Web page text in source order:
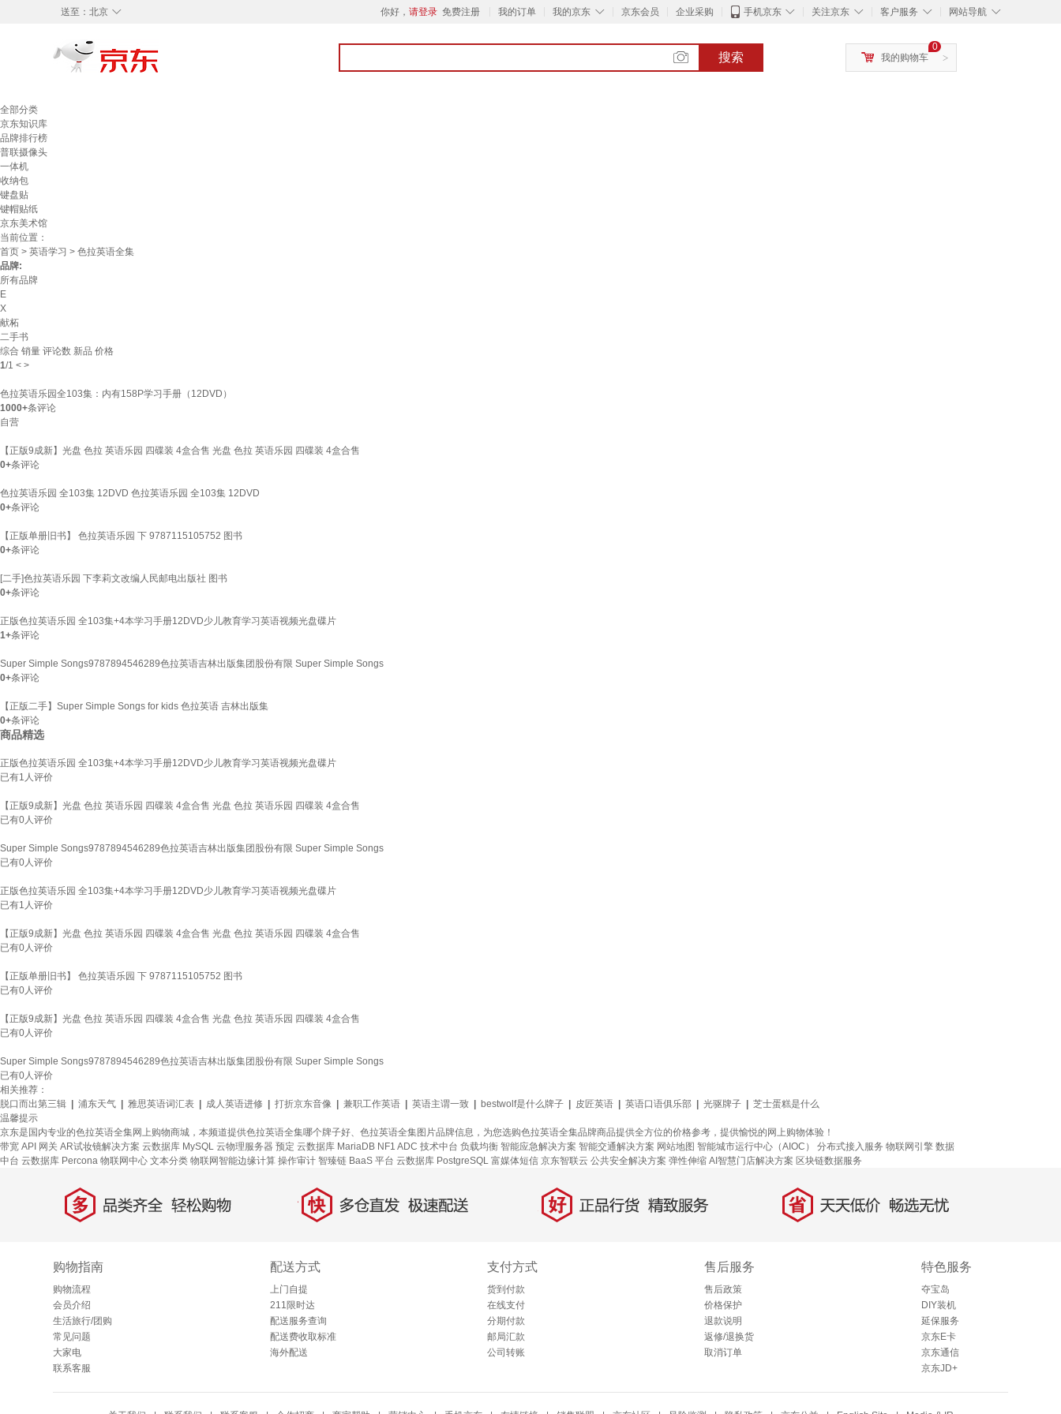
◇
送至： 北京 你好， 请登录 免费注册 我的订单 ◇
我的京东 京东会员 企业采购 ◇
手机京东 ◇
关注京东 ◇
客户服务 ◇
网站导航
搜索 >
0
我的购物车
全部分类
京东知识库
品牌排行榜
普联摄像头
一体机
收纳包
键盘贴
键帽贴纸
京东美术馆
当前位置：
首页 > 英语学习 > 色拉英语全集
品牌:
所有品牌
E
X
献柘
二手书
综合 销量 评论数 新品 价格
1/1 < >
色拉英语乐园全103集：内有158P学习手册（12DVD）
1000+条评论
自营
【正版9成新】光盘 色拉 英语乐园 四碟装 4盒合售 光盘 色拉 英语乐园 四碟装 4盒合售
0+条评论
色拉英语乐园 全103集 12DVD 色拉英语乐园 全103集 12DVD
0+条评论
【正版单册旧书】 色拉英语乐园 下 9787115105752 图书
0+条评论
[二手]色拉英语乐园 下李莉文改编人民邮电出版社 图书
0+条评论
正版色拉英语乐园 全103集+4本学习手册12DVD少儿教育学习英语视频光盘碟片
1+条评论
Super Simple Songs9787894546289色拉英语吉林出版集团股份有限 Super Simple Songs
0+条评论
【正版二手】Super Simple Songs for kids 色拉英语 吉林出版集
0+条评论
商品精选
正版色拉英语乐园 全103集+4本学习手册12DVD少儿教育学习英语视频光盘碟片
已有1 人评价
【正版9成新】光盘 色拉 英语乐园 四碟装 4盒合售 光盘 色拉 英语乐园 四碟装 4盒合售
已有0人评价
Super Simple Songs9787894546289色拉英语吉林出版集团股份有限 Super Simple Songs
已有0人评价
正版色拉英语乐园 全103集+4本学习手册12DVD少儿教育学习英语视频光盘碟片
已有1 人评价
【正版9成新】光盘 色拉 英语乐园 四碟装 4盒合售 光盘 色拉 英语乐园 四碟装 4盒合售
已有0人评价
【正版单册旧书】 色拉英语乐园 下 9787115105752 图书
已有0人评价
【正版9成新】光盘 色拉 英语乐园 四碟装 4盒合售 光盘 色拉 英语乐园 四碟装 4盒合售
已有0人评价
Super Simple Songs9787894546289色拉英语吉林出版集团股份有限 Super Simple Songs
已有0人评价
相关推荐：
脱口而出第三辑
浦东天气 雅思英语词汇表 成人英语进修 打折京东音像 兼职工作英语 英语主谓一致 bestwolf是什么牌子 皮匠英语 英语口语俱乐部 光驱牌子
芝士蛋糕是什么
温馨提示
京东是国内专业的色拉英语全集网上购物商城，本频道提供色拉英语全集哪个牌子好、色拉英语全集图片品牌信息，为您选购色拉英语全集品牌商品提供全方位的价格参考，提供愉悦的网上购物体验！
带宽 API 网关 AR试妆镜解决方案 云数据库 MySQL 云物理服务器 预定 云数据库 MariaDB NF1 ADC 技术中台 负载均衡 智能应急解决方案 智能交通解决方案 网站地图 智能城市运行中心（AIOC） 分布式接入服务 物联网引擎 数据
中台 云数据库 Percona 物联网中心 文本分类 物联网智能边缘计算 操作审计 智臻链 BaaS 平台 云数据库 PostgreSQL 富媒体短信 京东智联云 公共安全解决方案 弹性伸缩 AI智慧门店解决方案 区块链数据服务
多 品类齐全，轻松购物 快 多仓直发，极速配送 好 正品行货，精致服务 省 天天低价，畅选无忧
购物指南
购物流程
会员介绍
生活旅行/团购
常见问题
大家电
联系客服
配送方式
上门自提
211限时达
配送服务查询
配送费收取标准
海外配送
支付方式
货到付款
在线支付
分期付款
邮局汇款
公司转账
售后服务
售后政策
价格保护
退款说明
返修/退换货
取消订单
特色服务
夺宝岛
DIY装机
延保服务
京东E卡
京东通信
京东JD+